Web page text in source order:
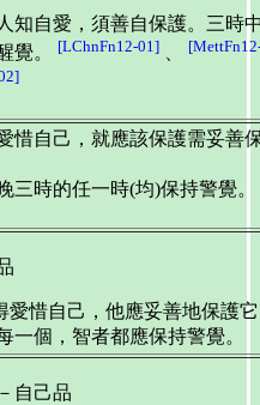
自愛，須善自保護。三時
覺。
[LChnFn12-01] 、
惜自己，就應該保護需妥善
三時的任一時(均)保持警覺。
愛惜自己，他應妥善地保護
一個，智者都應保持警覺。
自己品